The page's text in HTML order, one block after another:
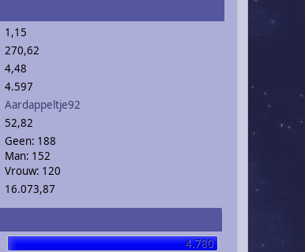
1,15
270,62
4,48
4.597
Aardappeltje92
52,82
Geen: 188
Man: 152
Vrouw: 120
16.073,87
4.780